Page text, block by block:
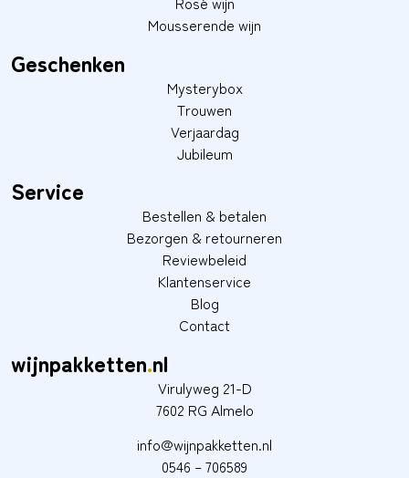
Mousserende wijn
Geschenken
Mysterybox
Trouwen
Verjaardag
Jubileum
Service
Bestellen & betalen
Bezorgen & retourneren
Reviewbeleid
Klantenservice
Blog
Contact
wijnpakketten.nl
Virulyweg 21-D
7602 RG Almelo
info@wijnpakketten.nl
0546 – 706589